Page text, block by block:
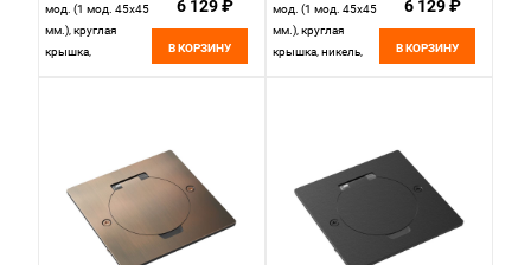
мод. (1 мод. 45х45
мм.), круглая
крышка,
6 129 ₽
В КОРЗИНУ
мод. (1 мод. 45х45
мм.), круглая
крышка, никель,
6 129 ₽
В КОРЗИНУ